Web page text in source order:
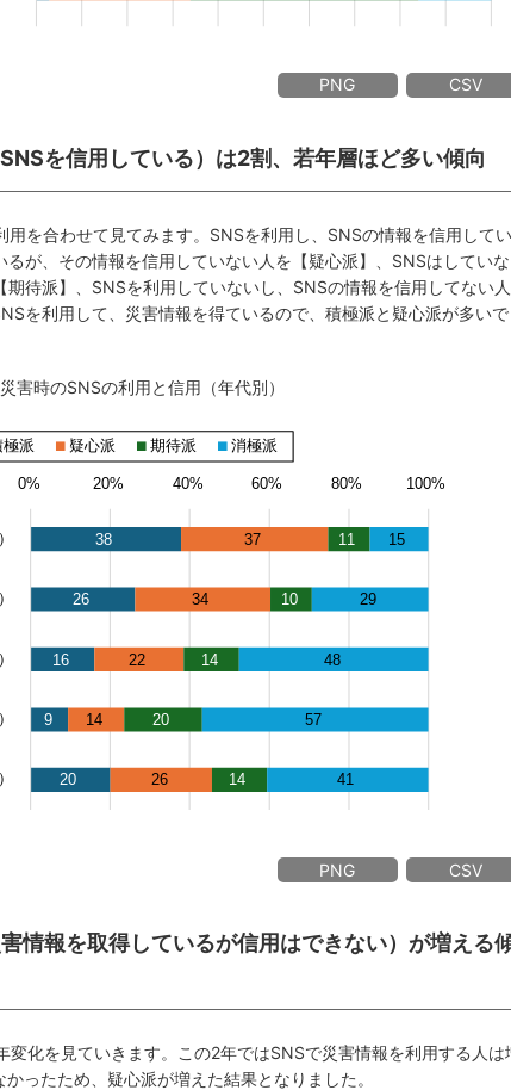
PNG CSV
を信用している）は2割、若年層ほど多い傾向
用を合わせて見てみます。SNSを利用し、SNSの情報を信用してい
が、その情報を信用していない人を【疑心派】、SNSはしていな
待派】、SNSを利用していないし、SNSの情報を信用してない人
を利用して、災害情報を得ているので、積極派と疑心派が多いで
害時のSNSの利用と信用（年代別）
PNG CSV
情報を取得しているが信用はできない）が増える
変化を見ていきます。この2年ではSNSで災害情報を利用する人は
ったため、疑心派が増えた結果となりました。